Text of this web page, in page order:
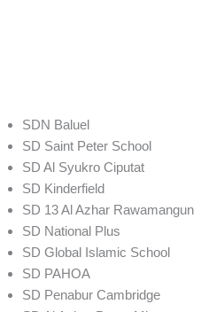
SDN Baluel
SD Saint Peter School
SD Al Syukro Ciputat
SD Kinderfield
SD 13 Al Azhar Rawamangun
SD National Plus
SD Global Islamic School
SD PAHOA
SD Penabur Cambridge